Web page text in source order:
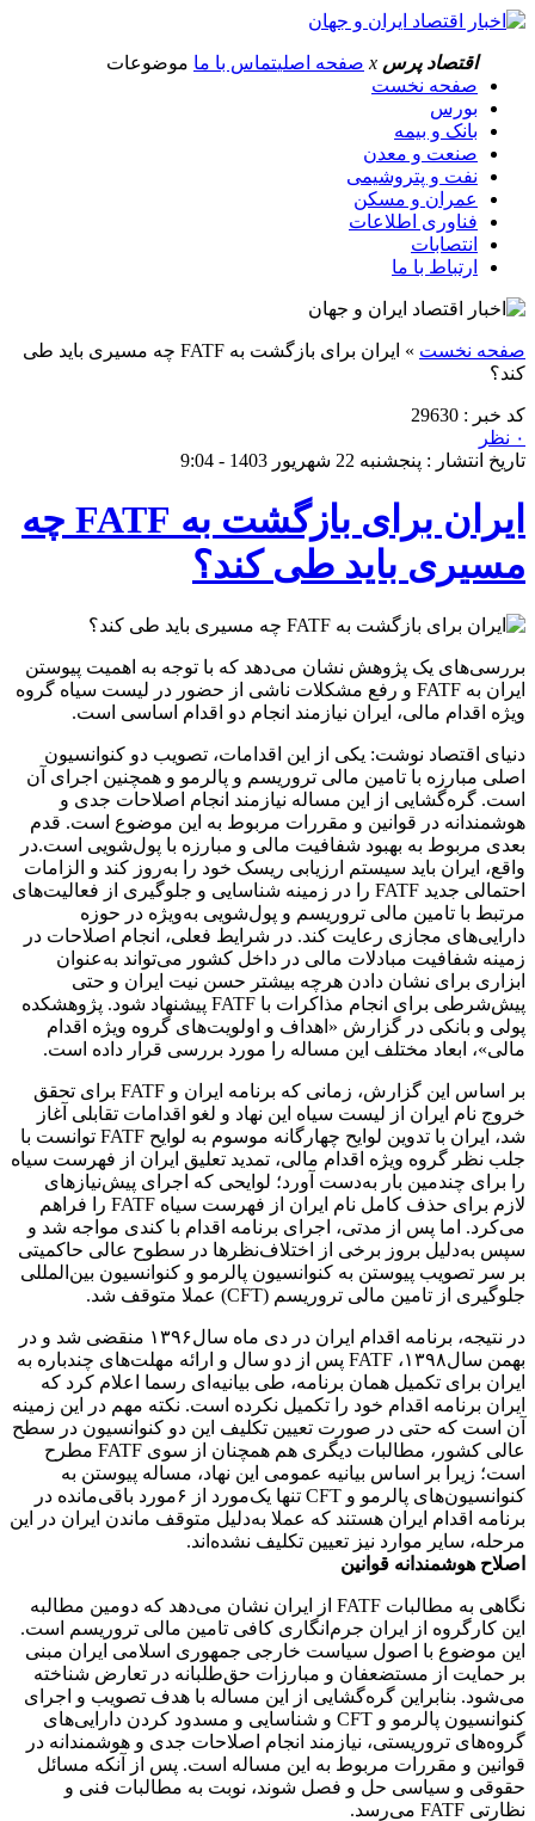
اقتصاد پرس x صفحه اصلیتماس با ما موضوعات
صفحه نخست
بورس
بانک و بیمه
صنعت و معدن
نفت و پتروشیمی
عمران و مسکن
فناوری اطلاعات
انتصابات
ارتباط با ما
صفحه نخست »
ایران برای بازگشت به FATF چه مسیری باید طی
کند؟
کد خبر : 29630
۰ نظر
تاریخ انتشار : پنجشنبه 22 شهریور 1403 - 9:04
ایران برای بازگشت به FATF چه
مسیری باید طی کند؟
بررسی‌های یک پژوهش نشان می‌دهد که با توجه به اهمیت پیوستن
ایران به FATF و رفع مشکلات ناشی از حضور در لیست سیاه گروه
ویژه اقدام مالی، ایران نیازمند انجام دو اقدام اساسی است.
دنیای اقتصاد نوشت: یکی از این اقدامات، تصویب دو کنوانسیون
اصلی مبارزه با تامین مالی تروریسم و پالرمو و همچنین اجرای آن
است. گره‌گشایی از این مساله نیازمند انجام اصلاحات جدی و
هوشمندانه در قوانین و مقررات مربوط به این موضوع است. قدم
بعدی مربوط به بهبود شفافیت مالی و مبارزه با پول‌شویی است.در
واقع، ایران باید سیستم ارزیابی ریسک خود را به‌روز کند و الزامات
احتمالی جدید FATF را در زمینه شناسایی و جلوگیری از فعالیت‌های
مرتبط با تامین مالی تروریسم و پول‌شویی به‌ویژه در حوزه
دارایی‌های مجازی رعایت کند. در شرایط فعلی، انجام اصلاحات در
زمینه شفافیت مبادلات مالی در داخل کشور می‌تواند به‌عنوان
ابزاری برای نشان دادن هرچه بیشتر حسن نیت ایران و حتی
پیش‌شرطی برای انجام مذاکرات با FATF پیشنهاد شود. پژوهشکده
پولی و بانکی در گزارش «اهداف و اولویت‌های گروه ویژه اقدام
مالی»، ابعاد مختلف این مساله را مورد بررسی قرار داده است.
بر اساس این گزارش، زمانی که برنامه ایران و FATF برای تحقق
خروج نام ایران از لیست سیاه این نهاد و لغو اقدامات تقابلی آغاز
شد، ایران با تدوین لوایح چهارگانه موسوم به لوایح FATF توانست با
جلب نظر گروه ویژه اقدام مالی، تمدید تعلیق ایران از فهرست سیاه
را برای چندمین بار به‌دست آورد؛ لوایحی که اجرای پیش‌نیازهای
لازم برای حذف کامل نام ایران از فهرست سیاه FATF را فراهم
می‌کرد. اما پس از مدتی، اجرای برنامه اقدام با کندی مواجه شد و
سپس به‌دلیل بروز برخی از اختلاف‌نظرها در سطوح عالی حاکمیتی
بر سر تصویب پیوستن به کنوانسیون پالرمو و کنوانسیون بین‌المللی
جلوگیری از تامین مالی تروریسم (CFT) عملا متوقف شد.
در نتیجه، برنامه اقدام ایران در دی ماه سال۱۳۹۶ منقضی شد و در
بهمن سال۱۳۹۸، FATF پس از دو سال و ارائه مهلت‌های چندباره به
ایران برای تکمیل همان برنامه، طی بیانیه‌ای رسما اعلام کرد که
ایران برنامه اقدام خود را تکمیل نکرده است. نکته مهم در این زمینه
آن است که حتی در صورت تعیین تکلیف این دو کنوانسیون در سطح
عالی کشور، مطالبات دیگری هم همچنان از سوی FATF مطرح
است؛ زیرا بر اساس بیانیه عمومی این نهاد، مساله پیوستن به
کنوانسیون‌های پالرمو و CFT تنها یک‌مورد از ۶مورد باقی‌مانده در
برنامه اقدام ایران هستند که عملا به‌دلیل متوقف ماندن ایران در این
مرحله، سایر موارد نیز تعیین تکلیف نشده‌اند.
اصلاح هوشمندانه قوانین
نگاهی به مطالبات FATF از ایران نشان می‌دهد که دومین مطالبه
این کارگروه از ایران جرم‌انگاری کافی تامین مالی تروریسم است.
این موضوع با اصول سیاست خارجی جمهوری اسلامی ایران مبنی
بر حمایت از مستضعفان و مبارزات حق‌طلبانه در تعارض شناخته
می‌شود. بنابراین گره‌گشایی از این مساله با هدف تصویب و اجرای
کنوانسیون پالرمو و CFT و شناسایی و مسدود کردن دارایی‌های
گروه‌های تروریستی، نیازمند انجام اصلاحات جدی و هوشمندانه در
قوانین و مقررات مربوط به این مساله است. پس از آنکه مسائل
حقوقی و سیاسی حل و فصل شوند، نوبت به مطالبات فنی و
نظارتی FATF می‌رسد.